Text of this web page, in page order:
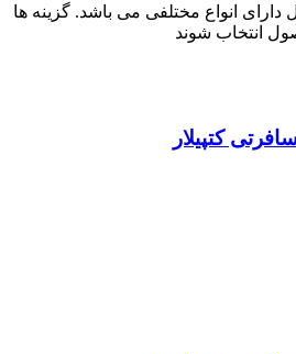
دارای انواع مختلفی می باشد. گزینه ها
انتخاب شوند